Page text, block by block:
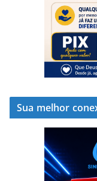
Sua melhor